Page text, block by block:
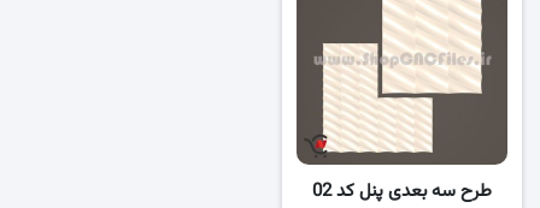
طرح سه بعدی پنل کد 02